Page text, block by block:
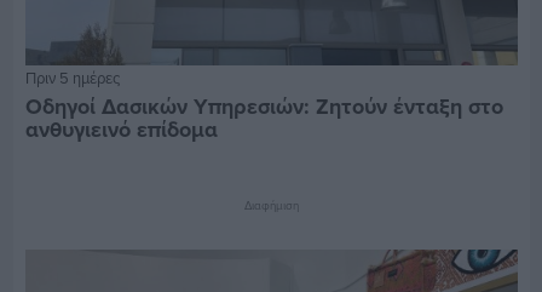
Πριν 5 ημέρες
Οδηγοί Δασικών Υπηρεσιών: Ζητούν ένταξη στο
ανθυγιεινό επίδομα
Διαφήμιση